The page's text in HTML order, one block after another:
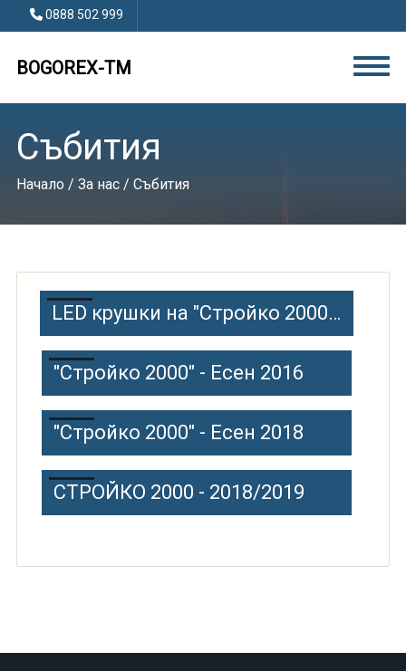
0888 502 999
BOGOREX-TM
Събития
Начало/ За нас/ Събития
LED крушки на "Стройко 2000" - Пролет 2016
"Стройко 2000" - Есен 2016
"Стройко 2000" - Есен 2018
СТРОЙКО 2000 - 2018/2019